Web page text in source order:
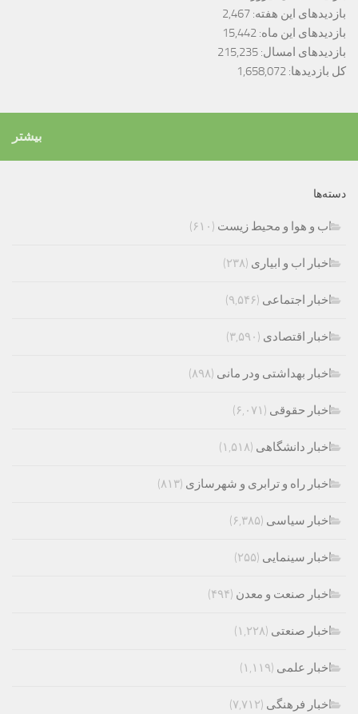
بازدیدهای این هفته: 2,467
بازدیدهای این ماه: 15,442
بازدیدهای امسال: 215,235
کل بازدیدها: 1,658,072
بیشتر
دسته‌ها
اب و هوا و محیط زیست (۶۱۰)
اخبار اب و ابیاری (۲۳۸)
اخبار اجتماعی (۹,۵۴۶)
اخبار اقتصادی (۳,۵۹۰)
اخبار بهداشتی ودر مانی (۸۹۸)
اخبار حقوقی (۶,۰۷۱)
اخبار دانشگاهی (۱,۵۱۸)
اخبار راه و ترابری و شهرسازی (۸۱۳)
اخبار سیاسی (۶,۳۸۵)
اخبار سینمایی (۲۵۵)
اخبار صنعت و معدن (۴۹۴)
اخبار صنعتی (۱,۲۲۸)
اخبار علمی (۱,۱۱۹)
اخبار فرهنگی (۷,۷۱۲)